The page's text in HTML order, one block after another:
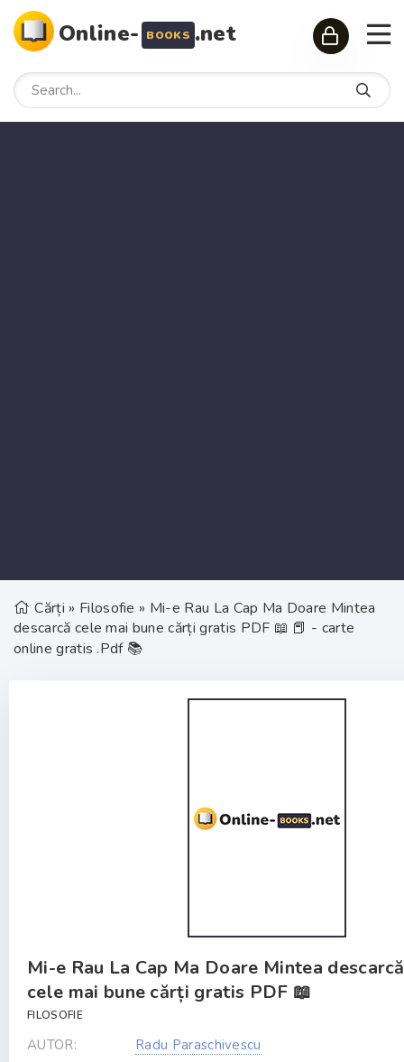
Online- BOOKS .net
Cărți » Filosofie » Mi-e Rau La Cap Ma Doare Mintea
descarcă cele mai bune cărți gratis PDF 📖 📕 - carte
online gratis .Pdf 📚
Mi-e Rau La Cap Ma Doare Mintea descarcă
cele mai bune cărți gratis PDF 📖
FILOSOFIE
AUTOR:
Radu Paraschivescu